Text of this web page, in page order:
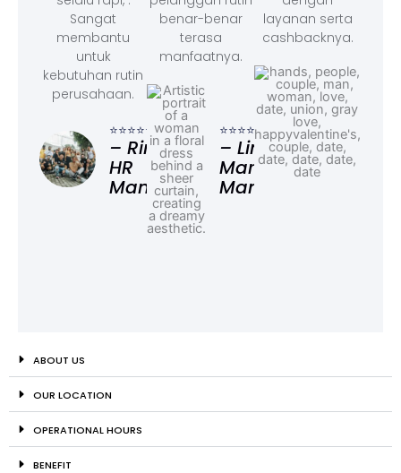
Sangat
membantu
untuk
kebutuhan rutin
perusahaan.
⭐⭐⭐⭐⭐
– Rina,
HR
Manager
benar-benar
terasa
manfaatnya.
⭐⭐⭐⭐⭐
– Linda,
Marketing
Manager
layanan serta
cashbacknya.
ABOUT US
OUR LOCATION
OPERATIONAL HOURS
BENEFIT